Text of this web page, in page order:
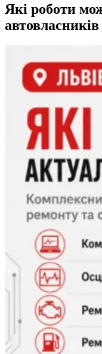
Які роботи
автовласників